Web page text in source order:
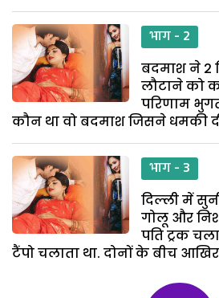
भाग - 2
बदमाश ने 2
लौटाने को
परिणाम
कौन था वो बदमाश जिसने धमकी
भाग - 3
दिल्ली में
गोलू और
पति ट्रक
टैंपो चलाता था. दोनों के बीच